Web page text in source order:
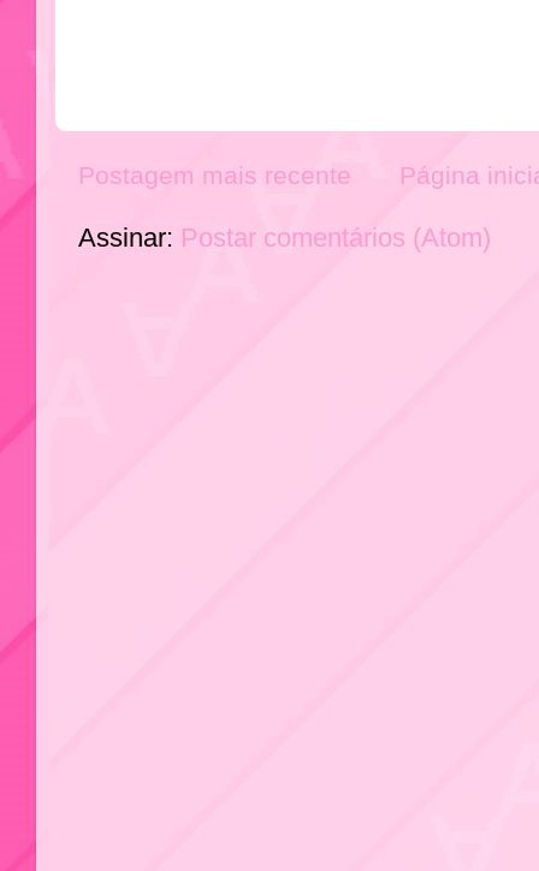
Postagem mais recente Página
Assinar: Postar comentários (Atom)